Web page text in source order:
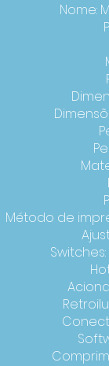
Nome:
Método de